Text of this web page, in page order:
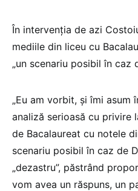
În intervenţia de azi
mediile din liceu cu
„un scenariu posibil în caz
„Eu am vorbit, și îmi asum
analiză serioasă cu privire
de Bacalaureat cu notele
scenariu posibil în caz de
„dezastru”, păstrând
vom avea un răspuns, un